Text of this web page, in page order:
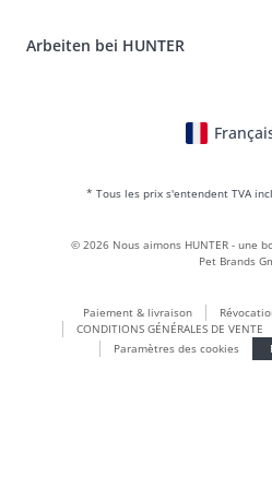
Le cuir est notre passion
BVB Dortmund
Monde des cadeaux
Vêtements pour chiens
Maldon
Arbeiten bei HUNTER
* Tous les prix s'entendent TVA
Paiement & livraison
CONDITIONS GÉNÉRALES DE VENTE
Paramètres des cookies
© 2026 Nous aimons HUNTER - une
Pet Brands